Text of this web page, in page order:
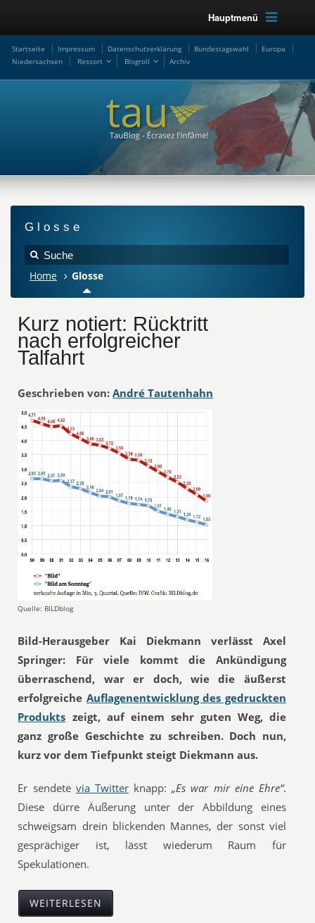
Hauptmenü
Startseite Impressum Datenschutzerklärung Bundestagswahl
Europa
Niedersachsen
Ressort Blogroll Archiv
Glosse
Home Glosse
Kurz notiert: Rücktritt
nach erfolgreicher
Talfahrt
Geschrieben von: André Tautenhahn
Quelle: BILDblog
Bild-Herausgeber Kai Diekmann verlässt Axel
Springer: Für viele kommt die Ankündigung
überraschend, war er doch, wie die äußerst
erfolgreiche Auflagenentwicklung des gedruckten
Produkts zeigt, auf einem sehr guten Weg, die
ganz große Geschichte zu schreiben. Doch nun,
kurz vor dem Tiefpunkt steigt Diekmann aus.
Er sendete via Twitterknapp:„Es war mir eine Ehre“.
Diese dürre Äußerung unter der Abbildung eines
schweigsam drein blickenden Mannes, der sonst viel
gesprächiger ist, lässt wiederum Raum für
Spekulationen.
WEITERLESEN